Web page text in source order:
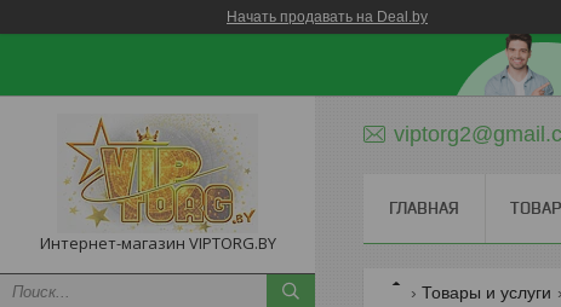
Начать продавать на Deal.by
Интернет-магазин VIPTORG.BY
ГЛАВНАЯ
Товары и услуги